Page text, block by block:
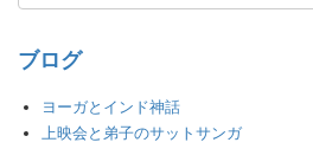
ブログ
ヨーガとインド神話
上映会と弟子のサットサンガ